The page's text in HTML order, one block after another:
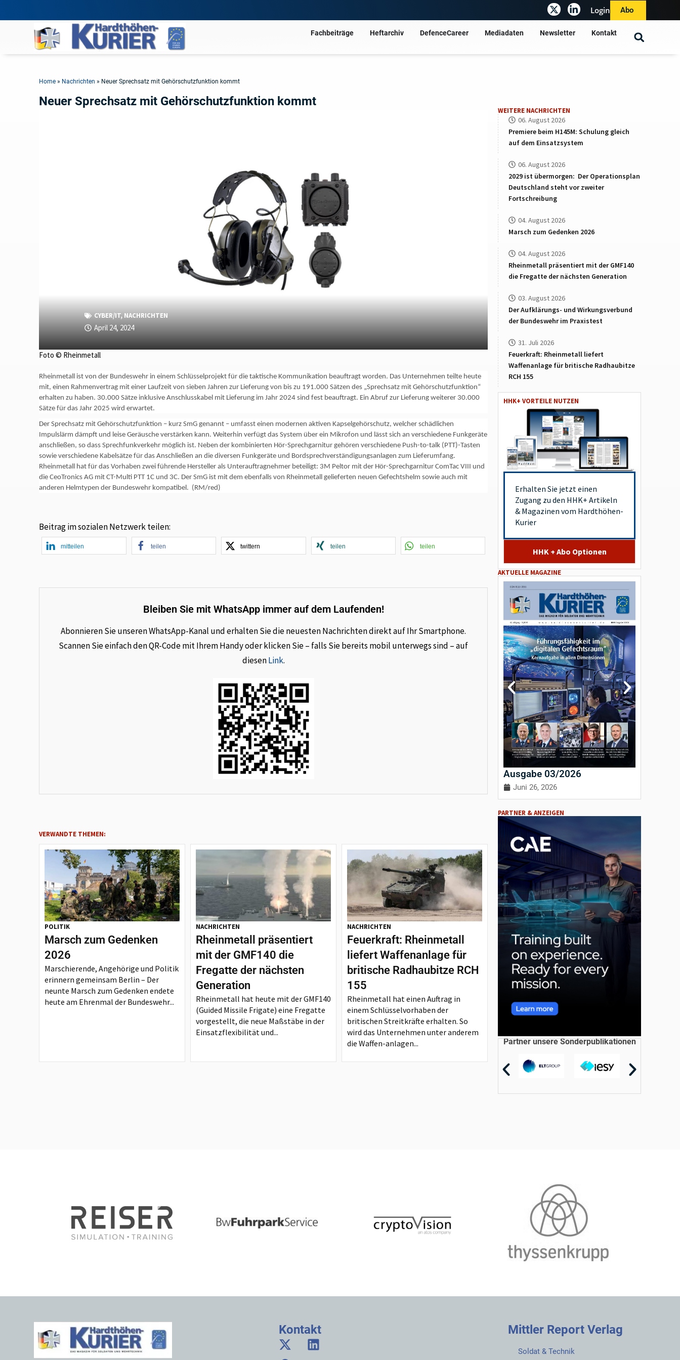
Login Abo
Fachbeiträge Heftarchiv DefenceCareer Mediadaten Newsletter Kontakt
Home » Nachrichten » Neuer Sprechsatz mit Gehörschutzfunktion kommt
Neuer Sprechsatz mit Gehörschutzfunktion kommt
CYBER/IT, NACHRICHTEN
April 24, 2024
Foto © Rheinmetall
Rheinmetall ist von der Bundeswehr in einem Schlüsselprojekt für die taktische Kommunikation beauftragt worden. Das Unternehmen teilte heute
mit, einen Rahmenvertrag mit einer Laufzeit von sieben Jahren zur Lieferung von bis zu 191.000 Sätzen des „Sprechsatz mit Gehörschutzfunktion“
erhalten zu haben. 30.000 Sätze inklusive Anschlusskabel mit Lieferung im Jahr 2024 sind fest beauftragt. Ein Abruf zur Lieferung weiterer 30.000
Sätze für das Jahr 2025 wird erwartet.
Der Sprechsatz mit Gehörschutzfunktion – kurz SmG genannt – umfasst einen modernen aktiven Kapselgehörschutz, welcher schädlichen
Impulslärm dämpft und leise Geräusche verstärken kann. Weiterhin verfügt das System über ein Mikrofon und lässt sich an verschiedene Funkgeräte
anschließen, so dass Sprechfunkverkehr möglich ist. Neben der kombinierten Hör-Sprechgarnitur gehören verschiedene Push-to-talk (PTT)-Tasten
sowie verschiedene Kabelsätze für das Anschließen an die diversen Funkgeräte und Bordsprechverständigungsanlagen zum Lieferumfang.
Rheinmetall hat für das Vorhaben zwei führende Hersteller als Unterauftragnehmer beteiligt: 3M Peltor mit der Hör-Sprechgarnitur ComTac VIII und
die CeoTronics AG mit CT-Multi PTT 1C und 3C. Der SmG ist mit dem ebenfalls von Rheinmetall gelieferten neuen Gefechtshelm sowie auch mit
anderen Helmtypen der Bundeswehr kompatibel. (RM/red)
Beitrag im sozialen Netzwerk teilen:
mitteilen teilen twittern teilen teilen
Bleiben Sie mit WhatsApp immer auf dem Laufenden!
Abonnieren Sie unseren WhatsApp-Kanal und erhalten Sie die neuesten Nachrichten direkt auf Ihr Smartphone.
Scannen Sie einfach den QR-Code mit Ihrem Handy oder klicken Sie – falls Sie bereits mobil unterwegs sind – auf
diesenLink.
VERWANDTE THEMEN:
POLITIK
Marsch zum Gedenken
2026
Marschierende, Angehörige und Politik
erinnern gemeinsam Berlin – Der
neunte Marsch zum Gedenken endete
heute am Ehrenmal der Bundeswehr...
NACHRICHTEN
Rheinmetall präsentiert
mit der GMF140 die
Fregatte der nächsten
Generation
Rheinmetall hat heute mit der GMF140
(Guided Missile Frigate) eine Fregatte
vorgestellt, die neue Maßstäbe in der
Einsatzflexibilität und...
NACHRICHTEN
Feuerkraft: Rheinmetall
liefert Waffenanlage für
britische Radhaubitze RCH
155
Rheinmetall hat einen Auftrag in
einem Schlüsselvorhaben der
britischen Streitkräfte erhalten. So
wird das Unternehmen unter anderem
die Waffen-anlagen...
WEITERE NACHRICHTEN
06. August 2026
Premiere beim H145M: Schulung gleich
auf dem Einsatzsystem
06. August 2026
2029 ist übermorgen: Der Operationsplan
Deutschland steht vor zweiter
Fortschreibung
04. August 2026
Marsch zum Gedenken 2026
04. August 2026
Rheinmetall präsentiert mit der GMF140
die Fregatte der nächsten Generation
03. August 2026
Der Aufklärungs- und Wirkungsverbund
der Bundeswehr im Praxistest
31. Juli 2026
Feuerkraft: Rheinmetall liefert
Waffenanlage für britische Radhaubitze
RCH 155
HHK+ VORTEILE NUTZEN
Erhalten Sie jetzt einen
Zugang zu den HHK+ Artikeln
& Magazinen vom Hardthöhen-
Kurier
HHK + Abo Optionen
AKTUELLE MAGAZINE
Ausgabe 03/2026
Juni 26, 2026
PARTNER & ANZEIGEN
Partner unsere Sonderpublikationen
Kontakt Mittler Report Verlag
Soldat & Technik